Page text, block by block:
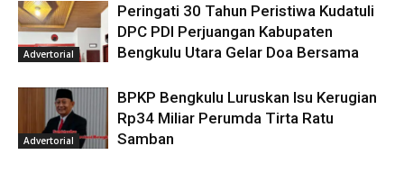
Advertorial
Peringati 30 Tahun Peristiwa Kudatuli
DPC PDI Perjuangan Kabupaten
Bengkulu Utara Gelar Doa Bersama
Advertorial
BPKP Bengkulu Luruskan Isu Kerugian
Rp34 Miliar Perumda Tirta Ratu
Samban